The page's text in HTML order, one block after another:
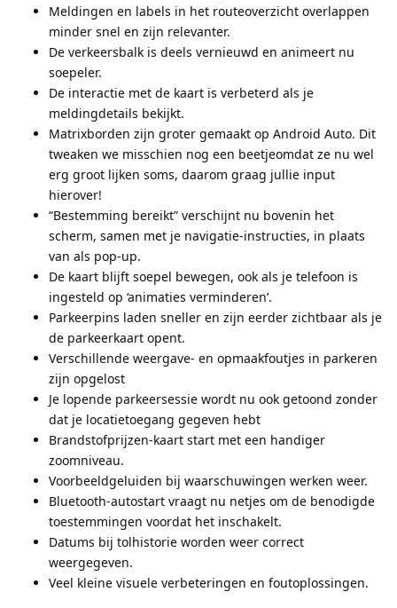
Meldingen en labels in het routeoverzicht overlappen
minder snel en zijn relevanter.
De verkeersbalk is deels vernieuwd en animeert nu
soepeler.
De interactie met de kaart is verbeterd als je
meldingdetails bekijkt.
Matrixborden zijn groter gemaakt op Android Auto. Dit
tweaken we misschien nog een beetjeomdat ze nu wel
erg groot lijken soms, daarom graag jullie input
hierover!
“Bestemming bereikt” verschijnt nu bovenin het
scherm, samen met je navigatie-instructies, in plaats
van als pop-up.
De kaart blijft soepel bewegen, ook als je telefoon is
ingesteld op ‘animaties verminderen’.
Parkeerpins laden sneller en zijn eerder zichtbaar als je
de parkeerkaart opent.
Verschillende weergave- en opmaakfoutjes in parkeren
zijn opgelost
Je lopende parkeersessie wordt nu ook getoond zonder
dat je locatie­toegang gegeven hebt
Brandstofprijzen-kaart start met een handiger
zoomniveau.
Voorbeeldgeluiden bij waarschuwingen werken weer.
Bluetooth-autostart vraagt nu netjes om de benodigde
toestemmingen voordat het inschakelt.
Datums bij tolhistorie worden weer correct
weergegeven.
Veel kleine visuele verbeteringen en foutoplossingen.